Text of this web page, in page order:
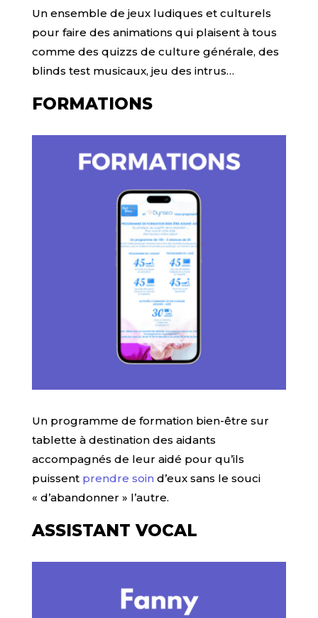
Un ensemble de jeux ludiques et culturels
pour faire des animations qui plaisent à tous
comme des quizzs de culture générale, des
blinds test musicaux, jeu des intrus…
FORMATIONS
Un programme de formation bien-être sur
tablette à destination des aidants
accompagnés de leur aidé pour qu’ils
puissent prendre soin d’eux sans le souci
« d’abandonner » l’autre.
ASSISTANT VOCAL